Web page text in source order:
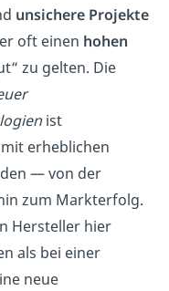
unsichere Projekte
oft einen hohen
zu gelten. Die
ist
erheblichen
— von der
zum Markterfolg.
Hersteller hier
als bei einer
neue